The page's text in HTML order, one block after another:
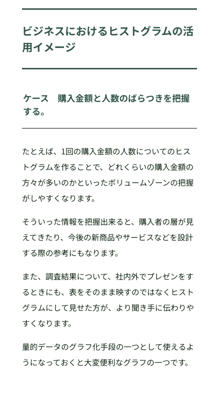
ビジネスにおけるヒストグラムの活
用イメージ
ケース 購入金額と人数のばらつきを把握
する。
たとえば、1回の購入金額の人数についてのヒス
トグラムを作ることで、どれくらいの購入金額の
方々が多いのかといったボリュームゾーンの把握
がしやすくなります。
そういった情報を把握出来ると、購入者の層が見
えてきたり、今後の新商品やサービスなどを設計
する際の参考にもなります。
また、調査結果について、社内外でプレゼンをす
るときにも、表をそのまま映すのではなくヒスト
グラムにして見せた方が、より聞き手に伝わりや
すくなります。
量的データのグラフ化手段の一つとして使えるよ
うになっておくと大変便利なグラフの一つです。